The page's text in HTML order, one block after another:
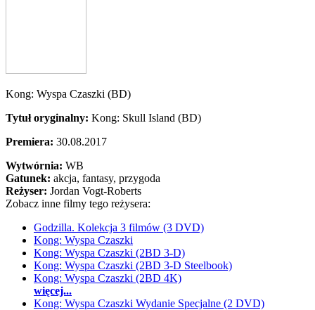
Kong: Wyspa Czaszki (BD)
Tytuł oryginalny: Kong: Skull Island (BD)
Premiera: 30.08.2017
Wytwórnia: WB
Gatunek: akcja, fantasy, przygoda
Reżyser: Jordan Vogt-Roberts
Zobacz inne filmy tego reżysera:
Godzilla. Kolekcja 3 filmów (3 DVD)
Kong: Wyspa Czaszki
Kong: Wyspa Czaszki (2BD 3-D)
Kong: Wyspa Czaszki (2BD 3-D Steelbook)
Kong: Wyspa Czaszki (2BD 4K)
więcej...
Kong: Wyspa Czaszki Wydanie Specjalne (2 DVD)